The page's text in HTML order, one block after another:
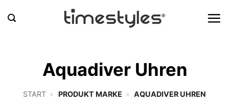
Inhalt
Aquadiver Uhren
START » PRODUKT MARKE » AQUADIVER UHREN